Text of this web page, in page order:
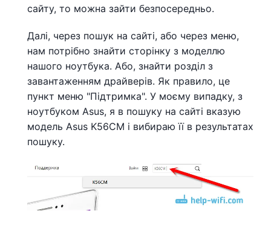
сайту, то можна зайти безпосередньо.
Далі, через пошук на сайті, або через меню,
нам потрібно знайти сторінку з моделлю
нашого ноутбука. Або, знайти розділ з
завантаженням драйверів. Як правило, це
пункт меню "Підтримка". У моєму випадку, з
ноутбуком Asus, я в пошуку на сайті вказую
модель Asus K56CM і вибираю її в результатах
пошуку.